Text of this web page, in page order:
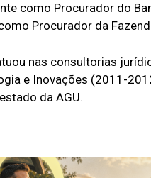
como Procurador do
Procurador da
nas consultorias
e Inovações (2011-
da AGU.